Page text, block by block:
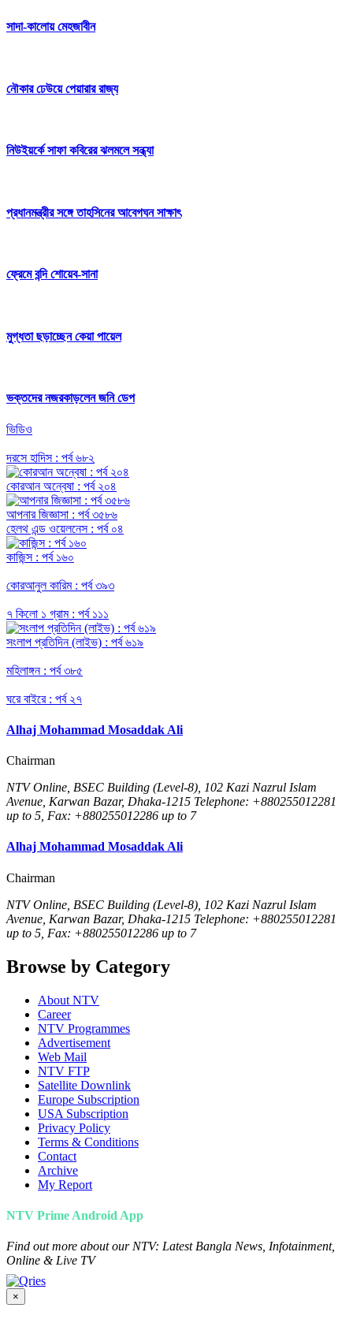
সাদা-কালোয় মেহজাবীন
নৌকার ঢেউয়ে পেয়ারার রাজ্য
নিউইয়র্কে সাফা কবিরের ঝলমলে সন্ধ্যা
প্রধানমন্ত্রীর সঙ্গে তাহসিনের আবেগঘন সাক্ষাৎ
ফ্রেমে বন্দি শোয়েব-সানা
মুগ্ধতা ছড়াচ্ছেন কেয়া পায়েল
ভক্তদের নজরকাড়লেন জনি ডেপ
ভিডিও
দরসে হাদিস : পর্ব ৬৮২
কোরআন অন্বেষা : পর্ব ২০৪
আপনার জিজ্ঞাসা : পর্ব ৩৫৮৬
হেলথ এন্ড ওয়েলনেস : পর্ব ০৪
কাজিন্স : পর্ব ১৬০
কোরআনুল কারিম : পর্ব ৩৯৩
৭ কিলো ১ গ্রাম : পর্ব ১১১
সংলাপ প্রতিদিন (লাইভ) : পর্ব ৬১৯
মহিলাঙ্গন : পর্ব ৩৮৫
ঘরে বাইরে : পর্ব ২৭
Alhaj Mohammad Mosaddak Ali
Chairman
NTV Online, BSEC Building (Level-8), 102 Kazi Nazrul Islam
Avenue, Karwan Bazar, Dhaka-1215 Telephone: +880255012281
up to 5, Fax: +880255012286 up to 7
Alhaj Mohammad Mosaddak Ali
Chairman
NTV Online, BSEC Building (Level-8), 102 Kazi Nazrul Islam
Avenue, Karwan Bazar, Dhaka-1215 Telephone: +880255012281
up to 5, Fax: +880255012286 up to 7
Browse by Category
About NTV
Career
NTV Programmes
Advertisement
Web Mail
NTV FTP
Satellite Downlink
Europe Subscription
USA Subscription
Privacy Policy
Terms & Conditions
Contact
Archive
My Report
NTV Prime Android App
Find out more about our NTV: Latest Bangla News, Infotainment,
Online & Live TV
×